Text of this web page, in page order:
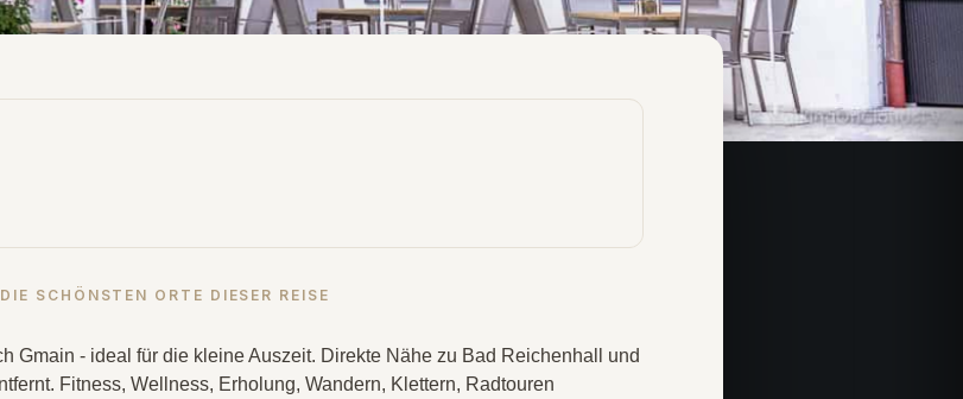
DIE SCHÖNSTEN ORTE DIESER REISE